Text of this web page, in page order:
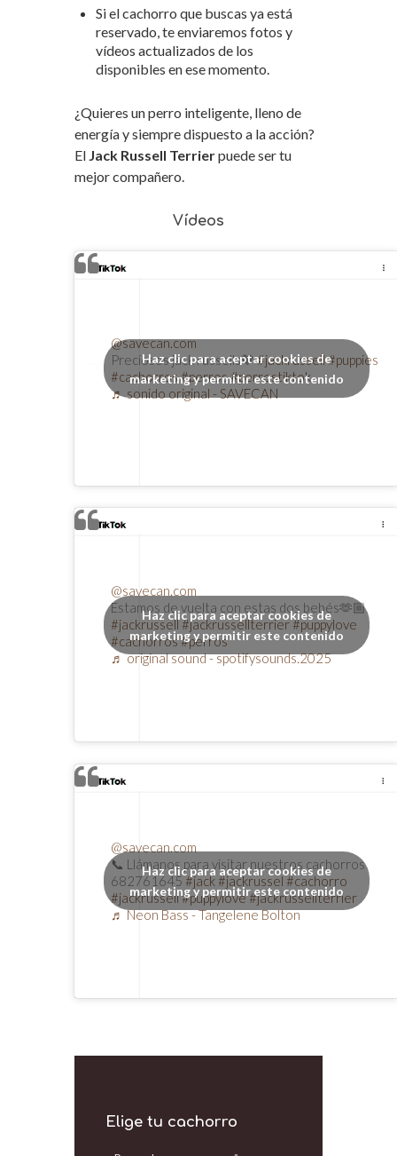
Si el cachorro que buscas ya está
reservado, te enviaremos fotos y
vídeos actualizados de los
disponibles en ese momento.
¿Quieres un perro inteligente, lleno de
energía y siempre dispuesto a la acción?
El Jack Russell Terrierpuede ser tu
mejor compañero.
Vídeos
@savecan.com
Preciosos jack russells🤎#jackrussell#puppies
#cachorros#perros#perrostiktok
♬ sonido original - SAVECAN
Haz clic para aceptar cookies de
marketing y permitir este contenido
@savecan.com
Estamos de vuelta con estas dos bebés🫶🏼
#jackrussell#jackrussellterrier #puppylove
#cachorros#perros
♬ original sound - spotifysounds.2025
Haz clic para aceptar cookies de
marketing y permitir este contenido
@savecan.com
📞 Llámanos para visitar nuestros cachorros
682761645#jack #jackrussel#cachorro
#jackrussell#puppylove #jackrussellterrier
♬ Neon Bass - Tangelene Bolton
Haz clic para aceptar cookies de
marketing y permitir este contenido
Elige tu cachorro